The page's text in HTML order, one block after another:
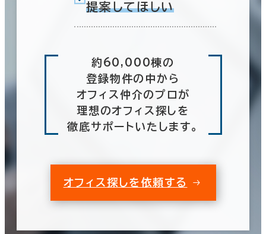
提案してほしい
約60,000棟の
登録物件の中から
オフィス仲介のプロが
理想のオフィス探しを
徹底サポートいたします。
オフィス探しを依頼する